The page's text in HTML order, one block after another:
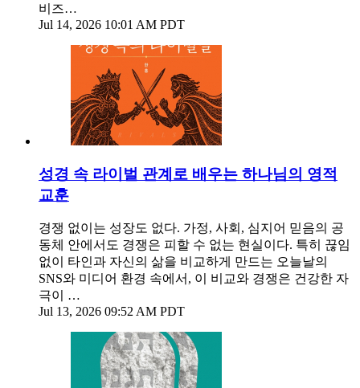
비즈…
Jul 14, 2026 10:01 AM PDT
성경 속 라이벌 관계로 배우는 하나님의 영적
교훈
경쟁 없이는 성장도 없다. 가정, 사회, 심지어 믿음의 공
동체 안에서도 경쟁은 피할 수 없는 현실이다. 특히 끊임
없이 타인과 자신의 삶을 비교하게 만드는 오늘날의
SNS와 미디어 환경 속에서, 이 비교와 경쟁은 건강한 자
극이 …
Jul 13, 2026 09:52 AM PDT